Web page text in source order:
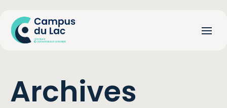
Archives